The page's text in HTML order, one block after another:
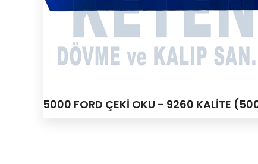
5000 FORD ÇEKİ OKU - 9260 KALİTE